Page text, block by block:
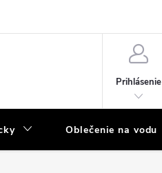
Prihlásenie
Oblečenie na vodu